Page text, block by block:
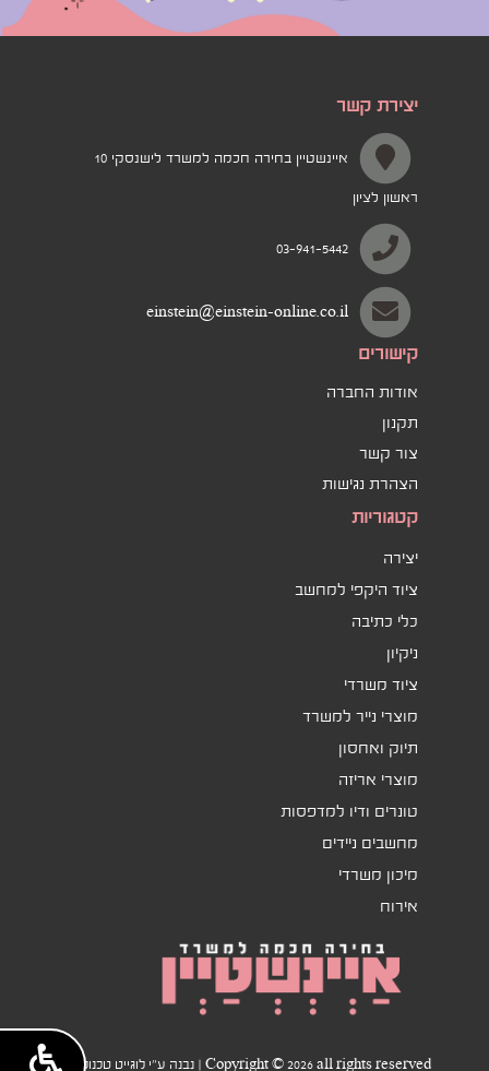
יצירת קשר
איינשטיין בחירה חכמה למשרד לישנסקי 10
ראשון לציון
03-941-5442
einstein@einstein-online.co.il
קישורים
אודות החברה
תקנון
צור קשר
הצהרת נגישות
קטגוריות
יצירה
ציוד היקפי למחשב
כלי כתיבה
ניקיון
ציוד משרדי
מוצרי נייר למשרד
תיוק ואחסון
מוצרי אריזה
טונרים ודיו למדפסות
מחשבים ניידים
מיכון משרדי
אירוח
Copyright © 2026 all rights reserved | נבנה ע"י לוגייט טכנולוגיות